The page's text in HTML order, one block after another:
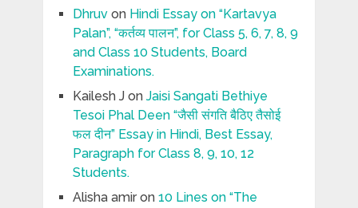
Dhruvon Hindi Essay on “Kartavya
Palan”, “कर्तव्य पालन”, for Class 5, 6, 7, 8, 9
and Class 10 Students, Board
Examinations.
Kailesh Jon Jaisi Sangati Bethiye
Tesoi Phal Deen “जैसी संगति बैठिए तैसोई
फल दीन” Essay in Hindi, Best Essay,
Paragraph for Class 8, 9, 10, 12
Students.
Alisha amiron 10 Lines on “The